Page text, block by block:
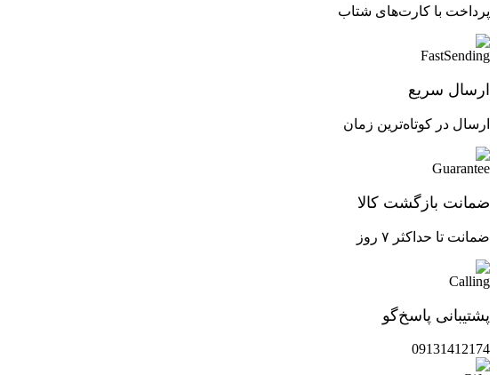
پرداخت با کارت‌های شتاب
ارسال سریع
ارسال در کوتاه‌ترین زمان
ضمانت بازگشت کالا
ضمانت تا حداکثر ۷ روز
پشتیبانی پاسخ‌گو
09131412174